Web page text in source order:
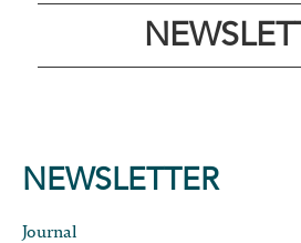
NEWSLETTER
Journal